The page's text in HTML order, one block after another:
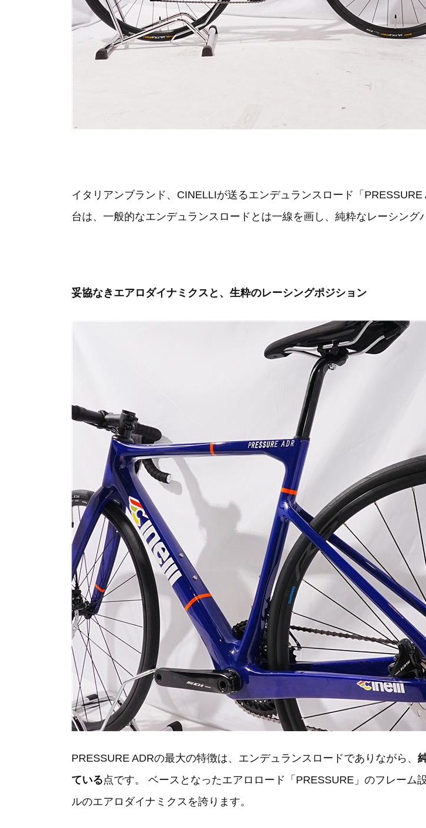
イタリアンブランド、CINELLIが送るエンデュランスロード「
台は、一般的なエンデュランスロードとは一線を画し、純粋なレーシング
妥協なきエアロダイナミクスと、生粋のレーシングポジション
PRESSURE ADRの最大の特徴は、エンデュランスロードでありながら、
ている点です。 ベースとなったエアロロード「PRESSURE」のフレー
ルのエアロダイナミクスを誇ります。